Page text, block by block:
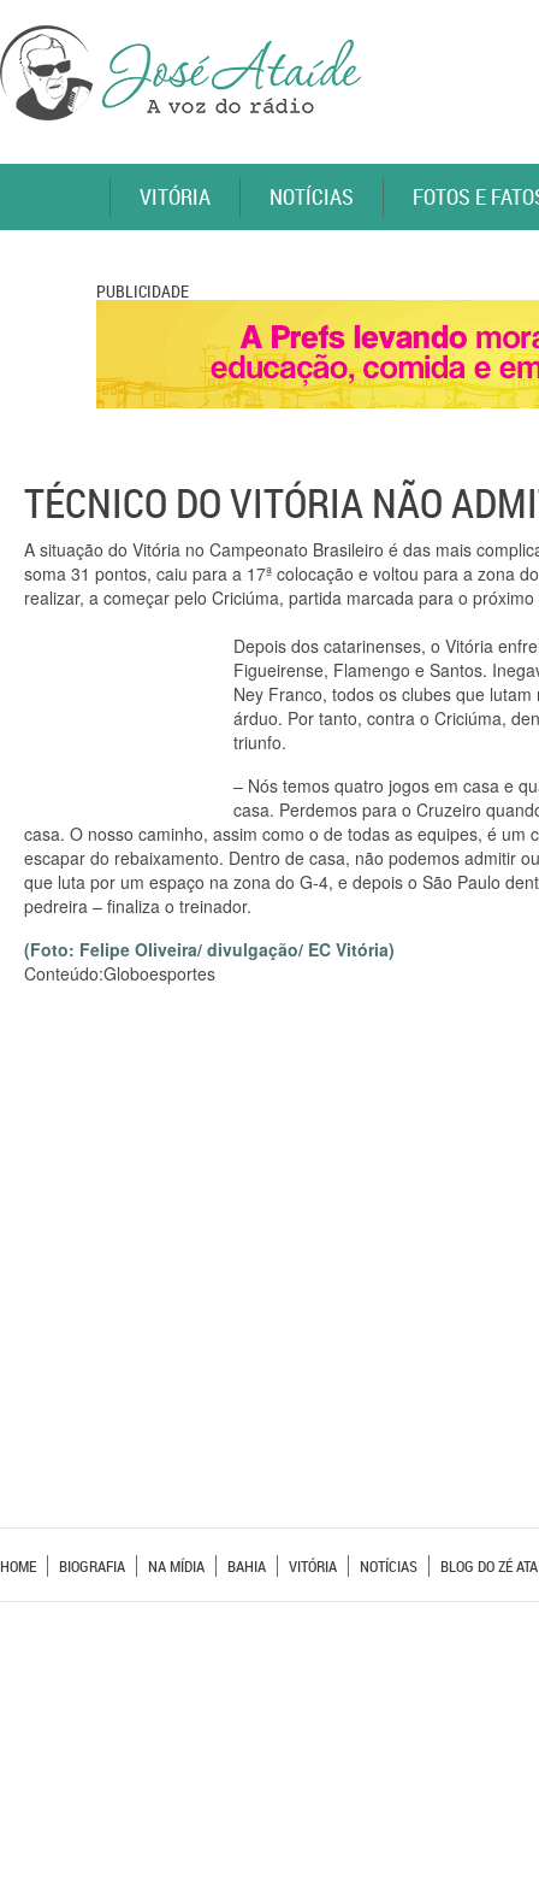
VITÓRIA NOTÍCIAS FOTOS E
PUBLICIDADE
TÉCNICO DO VITÓRIA NÃO
A situação do Vitória no Campeonato Brasileiro é das mais
soma 31 pontos, caiu para a 17ª colocação e voltou para a zona
realizar, a começar pelo Criciúma, partida marcada para o
Depois dos catarinenses, o Vitória
Figueirense, Flamengo e Santos.
Ney Franco, todos os clubes que
árduo. Por tanto, contra o Criciúma,
triunfo.
– Nós temos quatro jogos em casa e
casa. Perdemos para o Cruzeiro
casa. O nosso caminho, assim como o de todas as equipes, é
escapar do rebaixamento. Dentro de casa, não podemos admitir
que luta por um espaço na zona do G-4, e depois o São Paulo
pedreira – finaliza o treinador.
(Foto: Felipe Oliveira/ divulgação/ EC Vitória)
Conteúdo:Globoesportes
HOME BIOGRAFIA NA MÍDIA BAHIA VITÓRIA NOTÍCIAS BLOG DO ZÉ